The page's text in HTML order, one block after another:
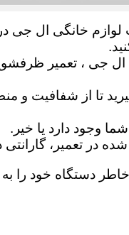
لوازم خانگی ال جی
جی ، تعمیر
تا از شفافیت و
وجود دارد یا خیر.
تعمیر، گارانتی
دستگاه خود را به